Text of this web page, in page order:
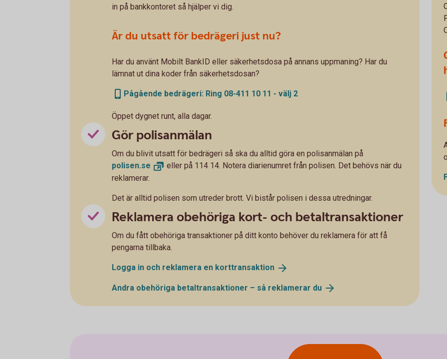
in på bankkontoret så hjälper vi dig.
Är du utsatt för bedrägeri just nu?
Har du använt Mobilt BankID eller säkerhetsdosa på annans uppmaning? Har du
lämnat ut dina koder från säkerhetsdosan?
Pågående bedrägeri: Ring 08-411 10 11 - välj 2
Öppet dygnet runt, alla dagar.
Gör polisanmälan
Om du blivit utsatt för bedrägeri så ska du alltid göra en polisanmälan på
polisen.se
eller på 114 14. Notera diarienumret från polisen. Det behövs när du
reklamerar.
Det är alltid polisen som utreder brott. Vi bistår polisen i dessa utredningar.
Reklamera obehöriga kort- och betaltransaktioner
Om du fått obehöriga transaktioner på ditt konto behöver du reklamera för att få
pengarna tillbaka.
Logga in och reklamera en korttransaktion
Andra obehöriga betaltransaktioner – så reklamerar du